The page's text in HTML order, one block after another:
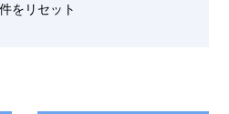
をリセット